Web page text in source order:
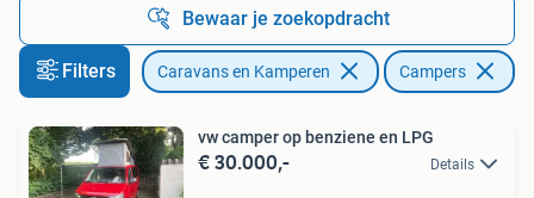
Bewaar je zoekopdracht
Filters Caravans en Kamperen Campers
vw camper op benziene en LPG
€ 30.000,- Details